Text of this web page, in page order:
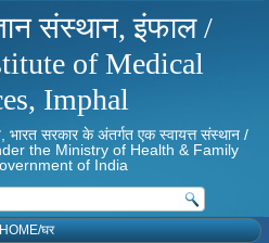
संस्थान, इंफाल /
of Medical
Imphal
भारत सरकार के अंतर्गत एक स्वायत्त संस्थान /
the Ministry of Health & Family
of India
घर